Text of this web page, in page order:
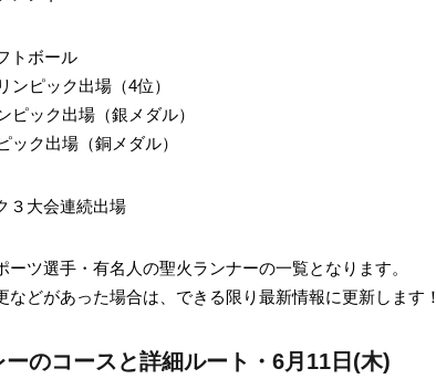
トボール
ンピック出場（4位）
ピック出場（銀メダル）
ック出場（銅メダル）
３大会連続出場
ーツ選手・有名人の聖火ランナーの一覧となります。
などがあった場合は、できる限り最新情報に更新します！
のコースと詳細ルート・6月11日(木)